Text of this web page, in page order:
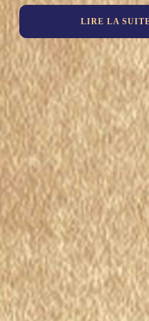
LIRE LA